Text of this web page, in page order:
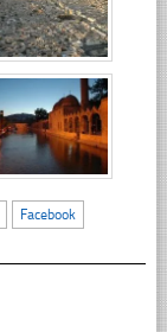
Facebook